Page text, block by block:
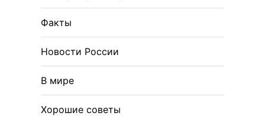
Факты
Новости России
В мире
Хорошие советы